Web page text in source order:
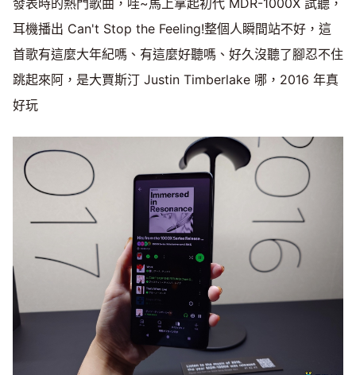
耳機播出 Can't Stop the Feeling!整個人瞬間站不好，這
首歌有這麼大年紀嗎、有這麼好聽嗎、好久沒聽了腳忍不住
跳起來阿，是大賈斯汀 Justin Timberlake 哪，2016 年真
好玩